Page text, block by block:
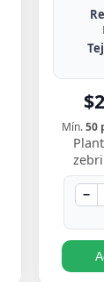
Mín.50
−